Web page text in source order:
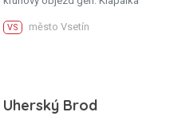
VS město Vsetín
Uherský Brod